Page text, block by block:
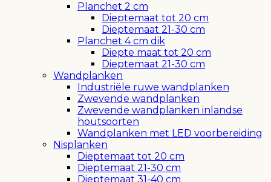
Planchet 2 cm
Dieptemaat tot 20 cm
Dieptemaat 21-30 cm
Planchet 4 cm dik
Diepte maat tot 20 cm
Dieptemaat 21-30 cm
Wandplanken
Industriële ruwe wandplanken
Zwevende wandplanken
Zwevende wandplanken inlandse
houtsoorten
Wandplanken met LED voorbereiding
Nisplanken
Dieptemaat tot 20 cm
Dieptemaat 21-30 cm
Dieptemaat 31-40 cm